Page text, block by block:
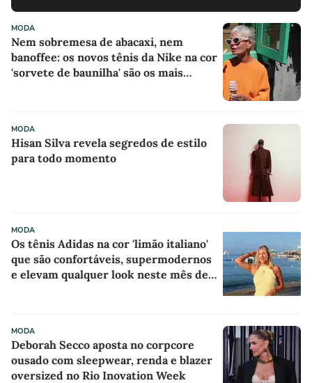
MODA
Nem sobremesa de abacaxi, nem
banoffee: os novos tênis da Nike na cor
'sorvete de baunilha' são os mais
MODA
Hisan Silva revela segredos de estilo
para todo momento
MODA
Os tênis Adidas na cor 'limão italiano'
que são confortáveis, supermodernos
e elevam qualquer look neste mês de
MODA
Deborah Secco aposta no corpcore
ousado com sleepwear, renda e blazer
oversized no Rio Inovation Week